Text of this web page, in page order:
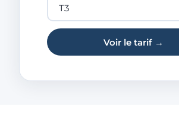
Voir le tarif →